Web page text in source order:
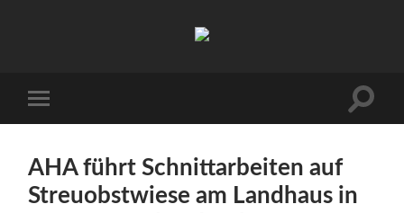
Saale
Menü
AHA führt Schnittarbeiten auf
Streuobstwiese am Landhaus in